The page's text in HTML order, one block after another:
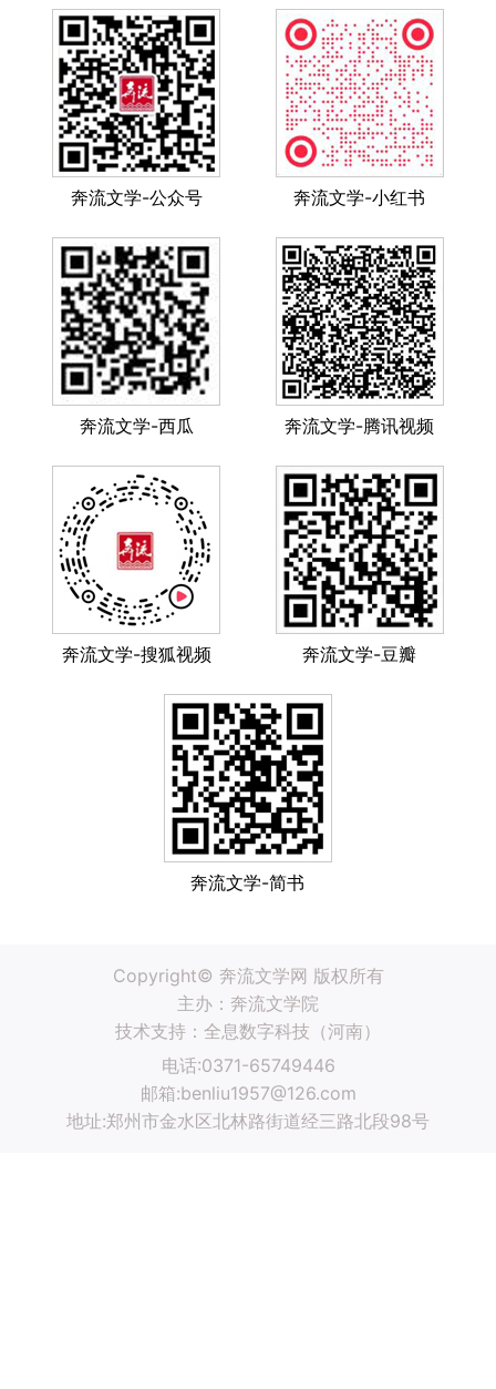
奔流文学-公众号 奔流文学-小红书
奔流文学-西瓜 奔流文学-腾讯视频
奔流文学-搜狐视频 奔流文学-豆瓣
奔流文学-简书
Copyright© 奔流文学网 版权所有
主办：奔流文学院
技术支持： 全息数字科技（河南）
电话:0371-65749446
邮箱:benliu1957@126.com
地址:郑州市金水区北林路街道经三路北段98号